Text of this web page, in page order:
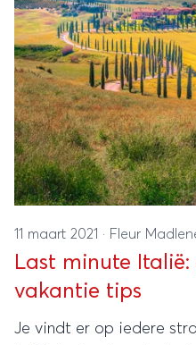
11 maart 2021 · Fleur
Last minute
vakantie tips
Je vindt er op iedere